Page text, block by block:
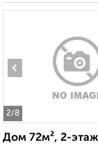
2/8
‹
Дом 72м², 2-